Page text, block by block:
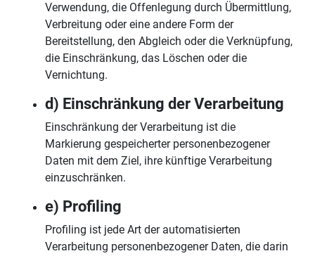
Verwendung, die Offenlegung durch Übermittlung,
Verbreitung oder eine andere Form der
Bereitstellung, den Abgleich oder die Verknüpfung,
die Einschränkung, das Löschen oder die
Vernichtung.
d) Einschränkung der Verarbeitung
Einschränkung der Verarbeitung ist die
Markierung gespeicherter personenbezogener
Daten mit dem Ziel, ihre künftige Verarbeitung
einzuschränken.
e) Profiling
Profiling ist jede Art der automatisierten
Verarbeitung personenbezogener Daten, die darin